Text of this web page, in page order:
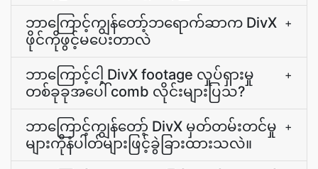
ဘာကြောင့်ကျွန်တော့်ဘရောက်ဆာက DivX
ဖိုင်ကိုဖွင့်မပေးတာလဲ
+
ဘာကြောင့်ငါ့ DivX footage လှုပ်ရှားမှု
တစ်ခုခုအပေါ် comb လိုင်းများပြသ?
+
ဘာကြောင့်ကျွန်တော့် DivX မှတ်တမ်းတင်မှု
များကိုနံပါတ်များဖြင့်ခွဲခြားထားသလဲ။
+